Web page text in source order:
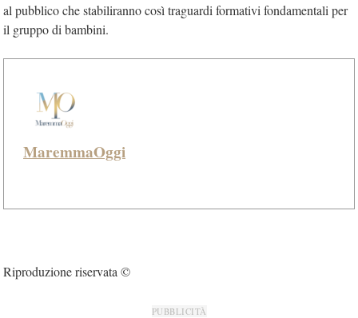
al pubblico che stabiliranno così traguardi formativi fondamentali per
il gruppo di bambini.
MaremmaOggi
Riproduzione riservata ©
PUBBLICITÀ